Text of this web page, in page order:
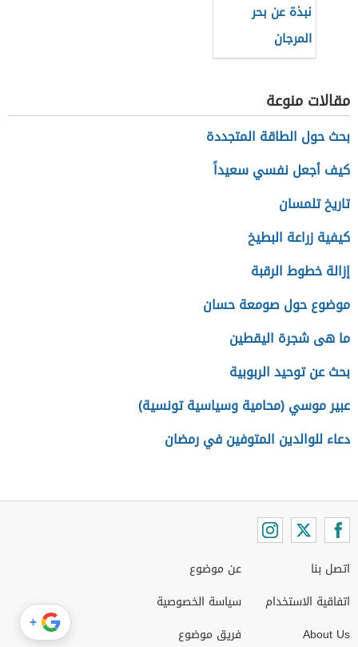
نبذة عن بحر
المرجان
مقالات منوعة
بحث حول الطاقة المتجددة
كيف أجعل نفسي سعيداً
تاريخ تلمسان
كيفية زراعة البطيخ
إزالة خطوط الرقبة
موضوع حول صومعة حسان
ما هى شجرة اليقطين
بحث عن توحيد الربوبية
عبير موسي (محامية وسياسية تونسية)
دعاء للوالدين المتوفين في رمضان
اتصل بنا
اتفاقية الاستخدام
About Us
عن موضوع
سياسة الخصوصية
فريق موضوع
+